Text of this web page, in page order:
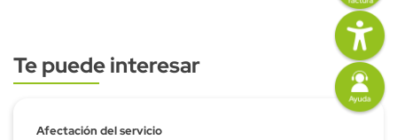
Subtitulo
Te puede interesar
Afectación del servicio
Imagen
Imagen